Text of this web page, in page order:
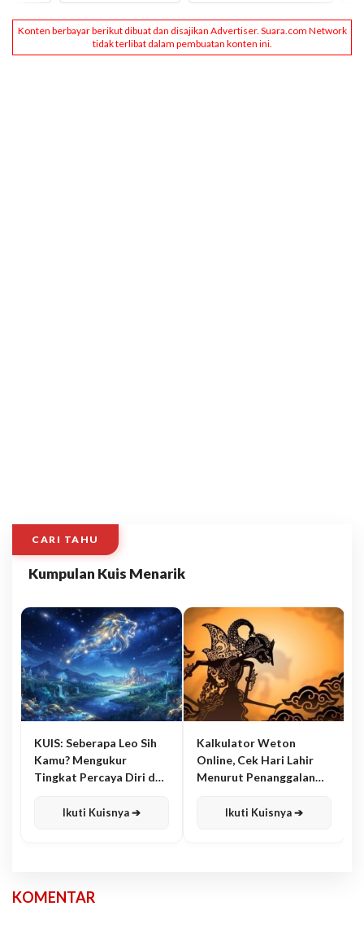
CARI TAHU
Kumpulan Kuis Menarik
KUIS: Seberapa Leo Sih
Kamu? Mengukur
Tingkat Percaya Diri dan
Ikuti Kuisnya ➔
Kalkulator Weton
Online, Cek Hari Lahir
Menurut Penanggalan
Ikuti Kuisnya ➔
KOMENTAR